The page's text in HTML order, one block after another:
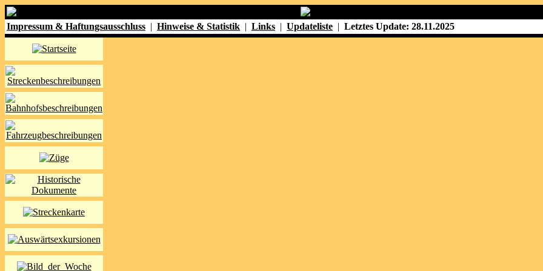
Impressum & Haftungsausschluss | Hinweise & Statistik | Links | Updateliste | Letztes Update: 28.11.2025